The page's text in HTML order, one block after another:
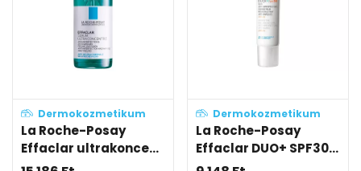
Dermokozmetikum
La Roche-Posay
Effaclar ultrakonce...
Dermokozmetikum
La Roche-Posay
Effaclar DUO+ SPF30...